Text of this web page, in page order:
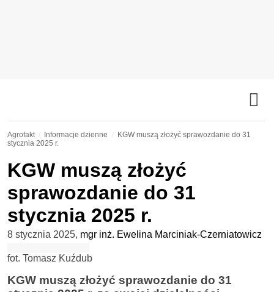
Agrofakt Informacje dzienne
KGW muszą złożyć sprawozdanie do 31
stycznia 2025 r.
KGW muszą złożyć
sprawozdanie do 31
stycznia 2025 r.
8 stycznia 2025, mgr inż. Ewelina Marciniak-Czerniatowicz
fot. Tomasz Kuźdub
KGW muszą złożyć sprawozdanie do 31